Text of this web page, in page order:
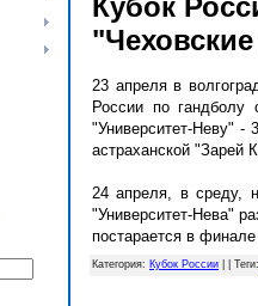
Кубок
23 апреля в
России по
"Университет-Неву" -
астраханской "Зарей
24 апреля, в среду,
"Университет-Нева"
постарается в
Категория: Кубок России Теги: